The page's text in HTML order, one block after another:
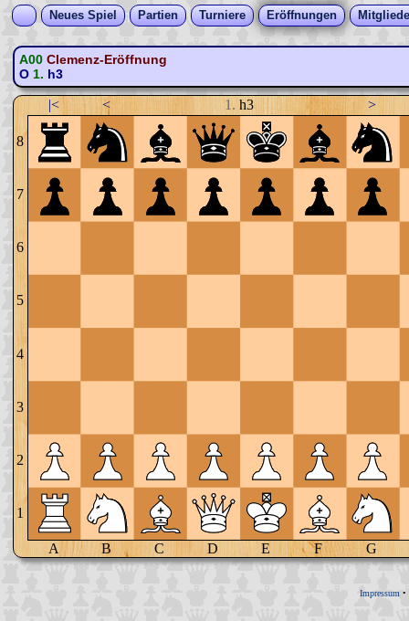
Neues Spiel Partien Turniere Eröffnungen
A00 Clemenz-Eröffnung
O1. h3
|< < 1. h3 >
8
7
6
5
4
3
2
1
A B C D E F G
Impressum •